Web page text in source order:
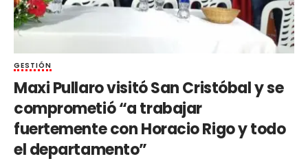
GESTIÓN
Maxi Pullaro visitó San Cristóbal y se
comprometió “a trabajar
fuertemente con Horacio Rigo y todo
el departamento”